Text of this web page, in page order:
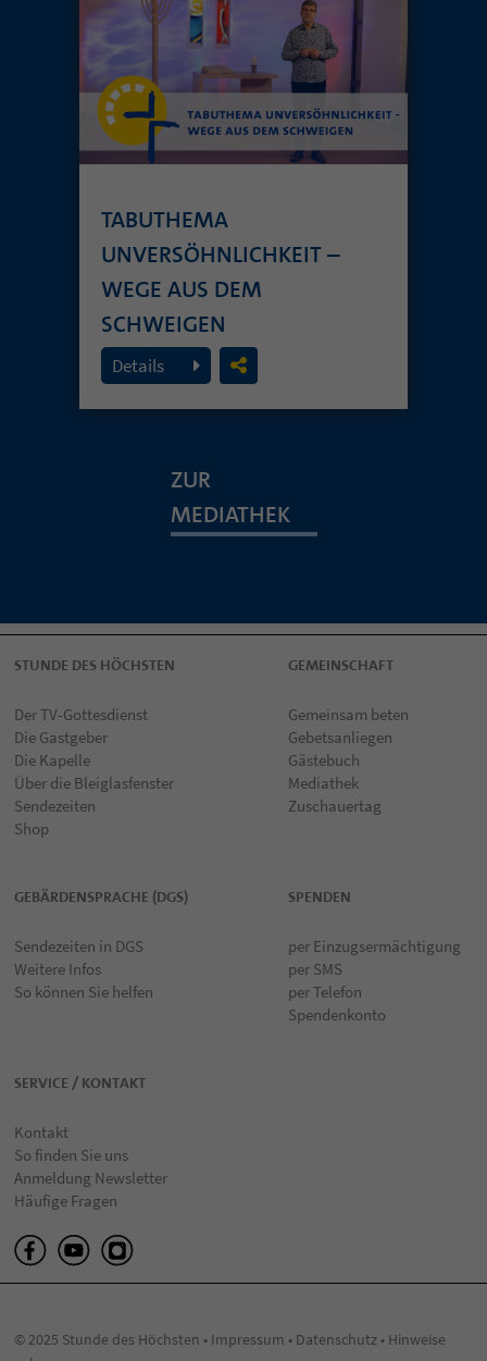
TABUTHEMA
UNVERSÖHNLICHKEIT –
WEGE AUS DEM
SCHWEIGEN
19. Juli 2026
Details
ZUR
MEDIATHEK
STUNDE DES HÖCHSTEN
Der TV-Gottesdienst
Die Gastgeber
Die Kapelle
Über die Bleiglasfenster
Sendezeiten
Shop
GEMEINSCHAFT
Gemeinsam beten
Gebetsanliegen
Gästebuch
Mediathek
Zuschauertag
GEBÄRDENSPRACHE (DGS)
Sendezeiten in DGS
Weitere Infos
So können Sie helfen
SPENDEN
per Einzugsermächtigung
per SMS
per Telefon
Spendenkonto
SERVICE / KONTAKT
Kontakt
So finden Sie uns
Anmeldung Newsletter
Häufige Fragen
© 2025 Stunde des Höchsten • Impressum • Datenschutz • Hinweise